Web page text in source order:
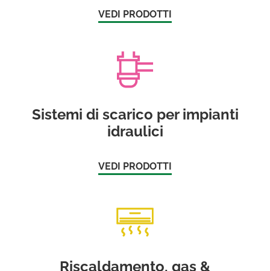
VEDI PRODOTTI
Sistemi di scarico per impianti
idraulici
VEDI PRODOTTI
Riscaldamento, gas &